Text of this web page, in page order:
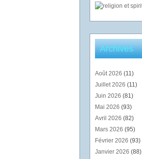
Archives
Août 2026 (11)
Juillet 2026 (11)
Juin 2026 (81)
Mai 2026 (93)
Avril 2026 (82)
Mars 2026 (95)
Février 2026 (93)
Janvier 2026 (88)